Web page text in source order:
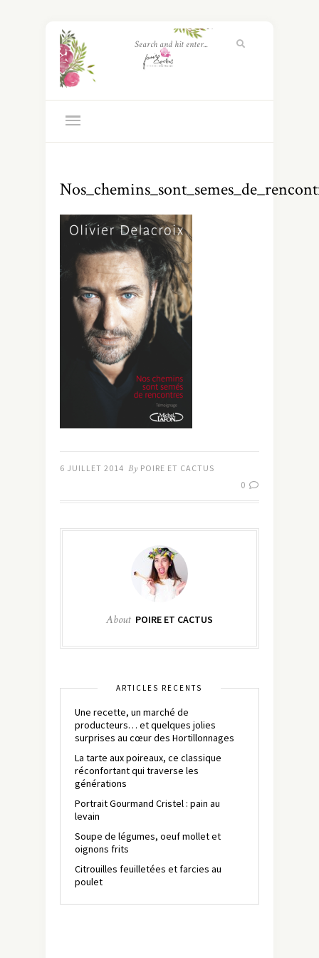
6 JUILLET 2014 By POIRE ET CACTUS
0
About POIRE ET CACTUS
ARTICLES RÉCENTS
Une recette, un marché de
producteurs… et quelques jolies
surprises au cœur des Hortillonnages
La tarte aux poireaux, ce classique
réconfortant qui traverse les
générations
Portrait Gourmand Cristel : pain au
levain
Soupe de légumes, oeuf mollet et
oignons frits
Citrouilles feuilletées et farcies au
poulet